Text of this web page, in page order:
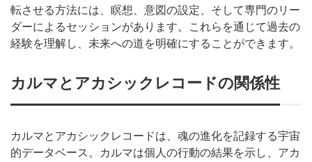
転させる方法には、瞑想、意図の設定、そして専門のリー
ダーによるセッションがあります。これらを通じて過去の
経験を理解し、未来への道を明確にすることができます。
カルマとアカシックレコードの関係性
カルマとアカシックレコードは、魂の進化を記録する宇宙
的データベース。カルマは個人の行動の結果を示し、アカ